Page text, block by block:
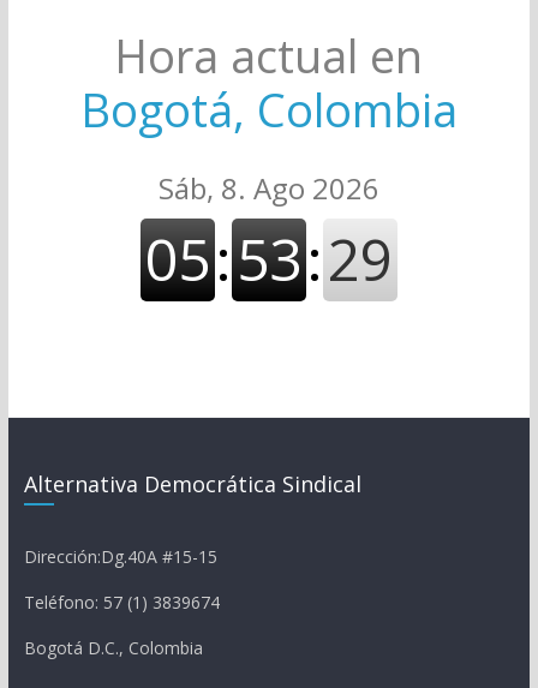
Hora actual en
Bogotá, Colombia
Alternativa Democrática Sindical
Dirección:Dg.40A #15-15
Teléfono: 57 (1) 3839674
Bogotá D.C., Colombia